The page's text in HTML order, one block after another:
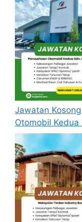
melalui
boleh
pertama,
baru
Calon
yang
yang
passport
semasa
Pemohon
memohon
tidak
sekiranya
sah.
Sebelum
Jawatan
Otomobil Kedua